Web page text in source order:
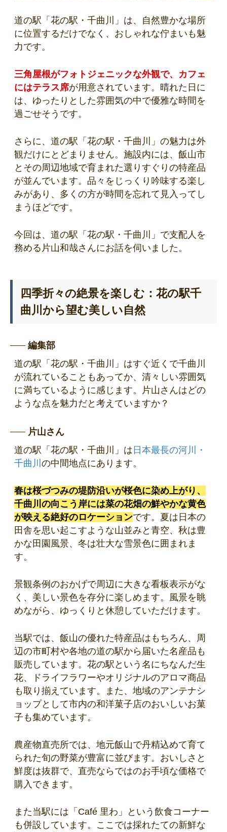
道の駅「花の駅・千曲川」は、自然豊かな場所
に位置するだけでなく、おしゃれな佇まいも魅
力です。
三角屋根がフォトジェニックな外観で、カフェ
にはテラス席が用意されています。晴れた日に
は、ゆったりとした雰囲気の中で優雅な時間を
過ごせそうです。
さらに、道の駅「花の駅・千曲川」の魅力は外
観だけにとどまりません。施設内には、飯山市
とその周辺地域で育まれた選りすぐりの特産品
が並んでいます。品々をじっくり吟味する楽し
みがあり、多くの方が時間を忘れて見入ってし
まうほどです。
今回は、道の駅「花の駅・千曲川」で支配人を
務める片山和哉さんにお話を伺いました。
四季折々の絶景を楽しむ：花の駅千
曲川から望む美しい自然
編集部
道の駅「花の駅・千曲川」はすぐ近くで千曲川
が流れていることもあってか、清々しい雰囲気
に満ちているように感じます。片山さんはどの
ような点を魅力だと考えていますか？
片山さん
道の駅「花の駅・千曲川」は 日本最長の河川・
千曲川 の中間地点にあります。
春は桜づつみの堤防沿いが桜色に染め上がり、
千曲川の向こう岸には菜の花畑の鮮やかな黄色
が映える絶好のロケーションです。夏は日本の
田舎を思い起こすような山並みと青空、秋は豊
かな田園風景、冬は壮大な雪景色に囲まれま
す。
景観条例のおかげで周辺に大きな看板表示がな
く、美しい景色を存分に楽しめます。風景を眺
めながら、ゆっくりと休憩していただけます。
当駅では、飯山の優れた特産品はもちろん、周
辺の市町村や各地の道の駅から届いた名産品も
販売しています。花の駅という名にちなんだ生
花、ドライフラワーやオリジナルのアロマ商品
も取り揃えています。また、地域のアンテナシ
ョップとして市内の和洋菓子店のおいしいお菓
子も集めています。
農産物直売所では、地元飯山で丹精込めて育て
られた旬の野菜が豊富に並びます。おいしさと
鮮度は抜群で、直売ならではのお手頃な価格で
購入できます。
また当駅には「Café 里わ」という飲食コーナー
も併設しています。ここでは採れたての新鮮な